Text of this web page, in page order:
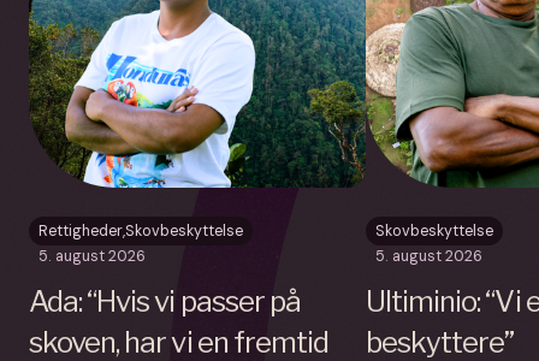
Rettigheder,Skovbeskyttelse
5. august 2026
Ada: “Hvis vi passer på
skoven, har vi en fremtid
Skovbeskyttelse
5. august 2026
Ultiminio: “Vi
beskyttere”